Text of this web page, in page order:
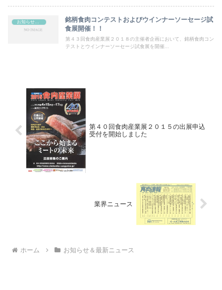
お知らせ＆最新ニュース
銘柄食肉コンテストおよびウインナーソーセージ試
食展開催！！
第４３回食肉産業展２０１８の主催者企画において、銘柄食肉コン
テストとウインナーソーセージ試食展を開催...
第４０回食肉産業展２０１５の出展申込
受付を開始しました
業界ニュース
ホーム お知らせ＆最新ニュース